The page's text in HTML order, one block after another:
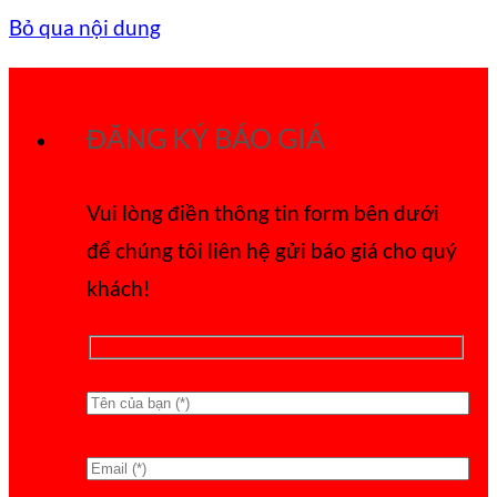
Bỏ qua nội dung
ĐĂNG KÝ BÁO GIÁ
Vui lòng điền thông tin form bên dưới
để chúng tôi liên hệ gửi báo giá cho quý
khách!